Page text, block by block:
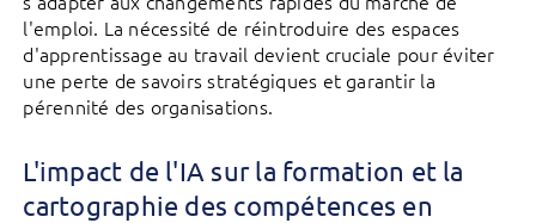
l'emploi. La nécessité de réintroduire des espaces
d'apprentissage au travail devient cruciale pour éviter
une perte de savoirs stratégiques et garantir la
pérennité des organisations.
L'impact de l'IA sur la formation et la
cartographie des compétences en